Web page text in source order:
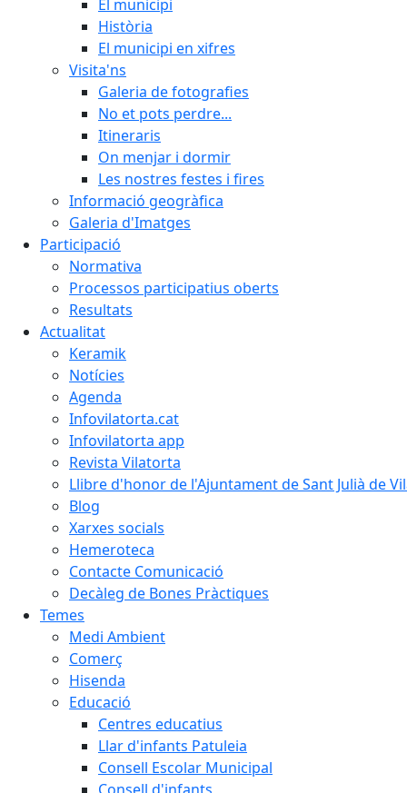
El municipi
Història
El municipi en xifres
Visita'ns
Galeria de fotografies
No et pots perdre...
Itineraris
On menjar i dormir
Les nostres festes i fires
Informació geogràfica
Galeria d'Imatges
Participació
Normativa
Processos participatius oberts
Resultats
Actualitat
Keramik
Notícies
Agenda
Infovilatorta.cat
Infovilatorta app
Revista Vilatorta
Llibre d'honor de l'Ajuntament de Sant Julià de
Blog
Xarxes socials
Hemeroteca
Contacte Comunicació
Decàleg de Bones Pràctiques
Temes
Medi Ambient
Comerç
Hisenda
Educació
Centres educatius
Llar d'infants Patuleia
Consell Escolar Municipal